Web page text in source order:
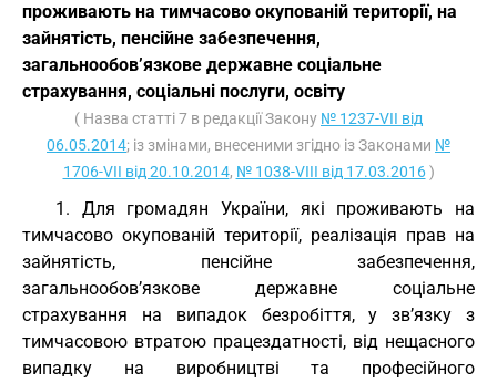
проживають на тимчасово окупованій території, на
зайнятість, пенсійне забезпечення,
загальнообов’язкове державне соціальне
страхування, соціальні послуги, освіту
( Назва статті 7 в редакції Закону № 1237-VII від
06.05.2014; із змінами, внесеними згідно із Законами №
1706-VII від 20.10.2014, № 1038-VIII від 17.03.2016)
1. Для громадян України, які проживають на
тимчасово окупованій території, реалізація прав на
зайнятість, пенсійне забезпечення,
загальнообов’язкове державне соціальне
страхування на випадок безробіття, у зв’язку з
тимчасовою втратою працездатності, від нещасного
випадку на виробництві та професійного